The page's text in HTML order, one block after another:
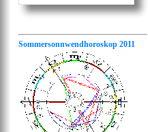
Sommersonnwendhoroskop 2011